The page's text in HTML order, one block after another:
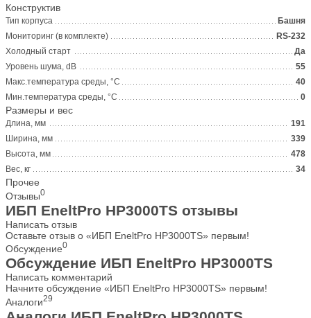
Конструктив
Тип корпуса
Башня
Мониторинг (в комплекте)
RS-232
Холодный старт
Да
Уровень шума, dB
55
Макс.температура среды, °С
40
Мин.температура среды, °С
0
Размеры и вес
Длина, мм
191
Ширина, мм
339
Высота, мм
478
Вес, кг
34
Прочее
Отзывы0
ИБП EneltPro HP3000TS отзывы
Написать отзыв
Оставьте отзыв о «ИБП EneltPro HP3000TS» первым!
Обсуждение0
Обсуждение ИБП EneltPro HP3000TS
Написать комментарий
Начните обсуждение «ИБП EneltPro HP3000TS» первым!
Аналоги29